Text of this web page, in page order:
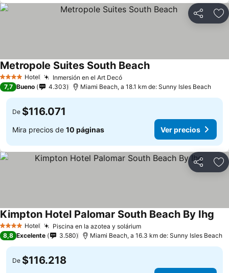
Compartir
4 EstrellasHotel Inmersión en el Art Decó
Metropole Suites South Beach
7,7 Bueno 4.303 Miami Beach, a 18.1 km de: Sunny Isles Beach
De $116.071
Mira precios de 10 páginas Ver precios
Compartir
4 EstrellasHotel Piscina en la azotea y solárium
Kimpton Hotel Palomar South Beach By Ihg
8,8 Excelente 3.580 Miami Beach, a 16.3 km de: Sunny Isles Beach
De $116.218